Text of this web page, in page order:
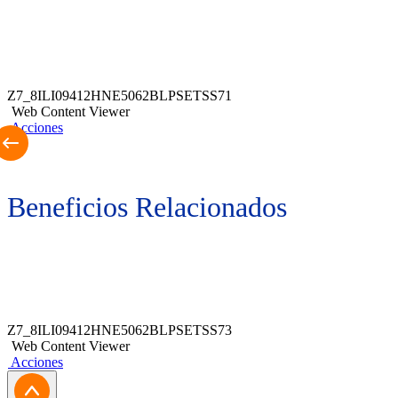
Z7_8ILI09412HNE5062BLPSETSS71
Web Content Viewer
Acciones
Beneficios Relacionados
Z7_8ILI09412HNE5062BLPSETSS73
Web Content Viewer
Acciones